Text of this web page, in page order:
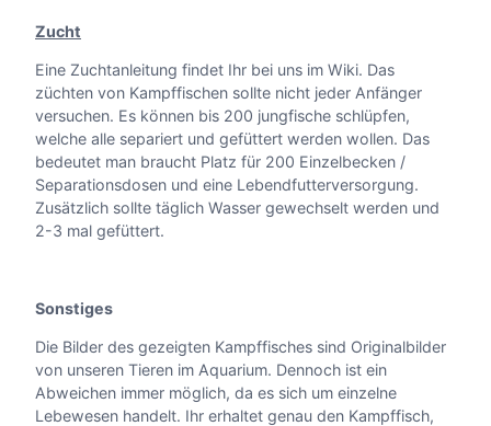
Zucht
Eine Zuchtanleitung findet Ihr bei uns im Wiki. Das
züchten von Kampffischen sollte nicht jeder Anfänger
versuchen. Es können bis 200 jungfische schlüpfen,
welche alle separiert und gefüttert werden wollen. Das
bedeutet man braucht Platz für 200 Einzelbecken /
Separationsdosen und eine Lebendfutterversorgung.
Zusätzlich sollte täglich Wasser gewechselt werden und
2-3 mal gefüttert.
Sonstiges
Die Bilder des gezeigten Kampffisches sind Originalbilder
von unseren Tieren im Aquarium. Dennoch ist ein
Abweichen immer möglich, da es sich um einzelne
Lebewesen handelt. Ihr erhaltet genau den Kampffisch,